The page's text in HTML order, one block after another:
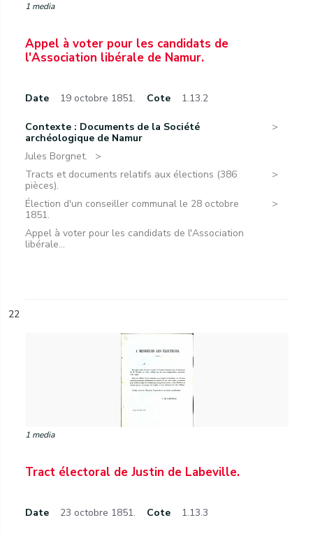
1 media
Appel à voter pour les candidats de
l'Association libérale de Namur.
Date 19 octobre 1851. Cote 1.13.2
Contexte : Documents de la Société
archéologique de Namur
Jules Borgnet.
Tracts et documents relatifs aux élections (386
pièces).
Élection d'un conseiller communal le 28 octobre
1851.
Appel à voter pour les candidats de l'Association
libérale...
22
1 media
Tract électoral de Justin de Labeville.
Date 23 octobre 1851. Cote 1.13.3